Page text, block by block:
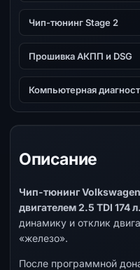
Чип-тюнинг Stage 2
Прошивка АКПП и DSG
Компьютерная
Описание
Чип-тюнинг
двигателем 2.5 TDI 174
динамику и отклик
«железо».
После программной